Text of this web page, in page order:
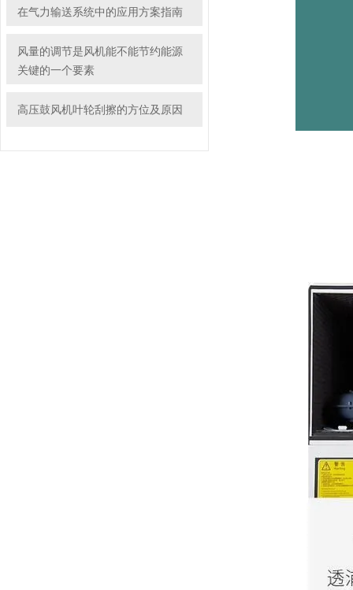
在气力输送系统中的应用方案指南
风量的调节是风机能不能节约能源
关键的一个要素
高压鼓风机叶轮刮擦的方位及原因